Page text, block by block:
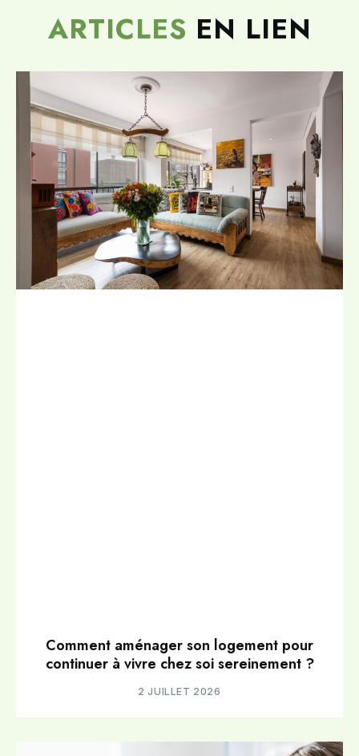
ARTICLES EN LIEN
Comment aménager son logement pour
continuer à vivre chez soi sereinement ?
2 JUILLET 2026